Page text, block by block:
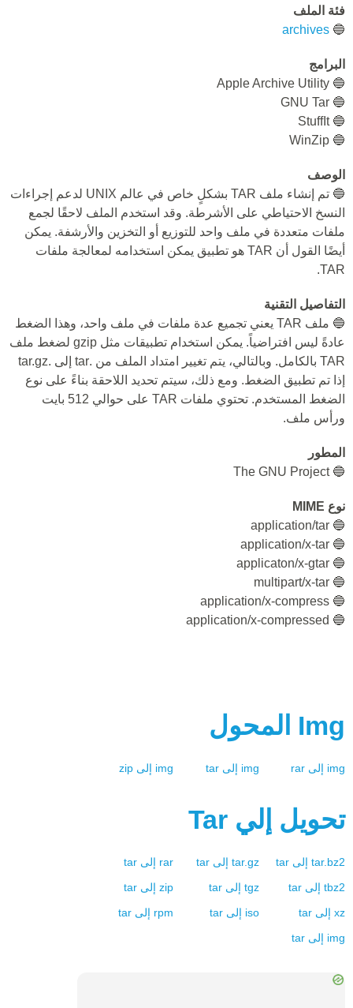
فئة الملف
🔵
archives
البرامج
🔵 Apple Archive Utility
🔵 GNU Tar
🔵 StuffIt
🔵 WinZip
الوصف
🔵 تم إنشاء ملف TAR بشكلٍ خاص في عالم UNIX لدعم إجراءات
النسخ الاحتياطي على الأشرطة. وقد استخدم الملف لاحقًا لجمع
ملفات متعددة في ملف واحد للتوزيع أو التخزين والأرشفة. يمكن
أيضًا القول أن TAR هو تطبيق يمكن استخدامه لمعالجة ملفات
TAR.
التفاصيل التقنية
🔵 ملف TAR يعني تجميع عدة ملفات في ملف واحد، وهذا الضغط
عادةً ليس افتراضياً. يمكن استخدام تطبيقات مثل gzip لضغط ملف
TAR بالكامل. وبالتالي، يتم تغيير امتداد الملف من .tar إلى .tar.gz
إذا تم تطبيق الضغط. ومع ذلك، سيتم تحديد اللاحقة بناءً على نوع
الضغط المستخدم. تحتوي ملفات TAR على حوالي 512 بايت
ورأس ملف.
المطور
🔵 The GNU Project
نوع MIME
🔵 application/tar
🔵 application/x-tar
🔵 applicaton/x-gtar
🔵 multipart/x-tar
🔵 application/x-compress
🔵 application/x-compressed
Img المحول
img إلى rar
img إلى tar
img إلى zip
تحويل إلي Tar
tar.bz2 إلى tar
tar.gz إلى tar
rar إلى tar
tbz2 إلى tar
tgz إلى tar
zip إلى tar
xz إلى tar
iso إلى tar
rpm إلى tar
img إلى tar